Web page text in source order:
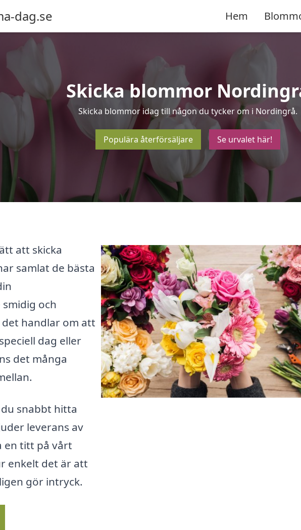
dag.se Hem
Skicka blommor
Skicka blommor idag till någon du tycker om i Nordingrå.
Populära återförsäljare Se urvalet här!
att skicka
samlat de bästa
och
handlar om att
dag eller
det många
snabbt hitta
leverans av
en titt på vårt
enkelt det är att
gör intryck.